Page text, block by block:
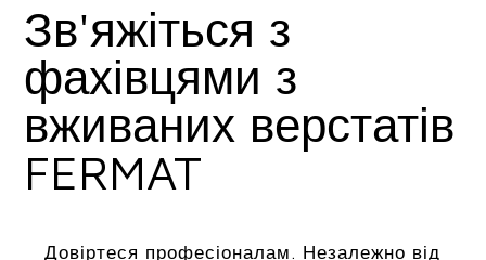
Зв'яжіться з
фахівцями з
вживаних верстатів
FERMAT
Довіртеся професіоналам. Незалежно від